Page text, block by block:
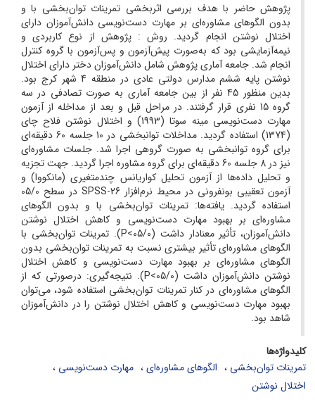
پژوهش حاضر با هدف بررسی اثربخشی تمرینات توان‌بخشی با و
بدون الگوهای مشاوره‌ای بر مهارت دست‌نویسی دانش‌آموزان دارای
اختلال نوشتن انجام گردید. روش : پژوهش از نوع کاربردی و
نیمه‌آزمایشی بود که به‌صورت پیش‌آزمون و پس‌آزمون با گروه کنترل
انجام شد. جامعه آماری پژوهش شامل دانش‌آموزان دختر دارای اختلال
نوشتن پایه ششم مدارس دولتی عادی در منطقه 4 شهر کرج بود.
بدین منظور 45 نفر از بین جامعه آماری به صورت تصادفی در سه
گروه 15 نفری قرار گرفتند. در مراحل قبل و بعد از مداخله از آزمون
مهارت دست‌نویسی مینه سوتا (1993) و اختلال نوشتن فلاح چای
(1374) استفاده گردید. مداخلات توانبخشی در 10 جلسه 60 دقیقه‌ای
برای گروه توانبخشی به صورت گروهی اجرا شد. جلسات مشاوره‌ای
نیز در 8 جلسه 60 دقیقه‌ای برای گروه مشاوره اجرا گردید. جهت تجزیه
و تحلیل داده‌ها از آزمون تحلیل کواریانس چندمتغیری (مانکووا) و
آزمون تعقیبی بونفرونی در محیط نرم‌افزار SPSS-26 در سطح 05/0
استفاده گردید. یافته‌ها: تمرینات توان‌بخشی با و بدون الگوهای
مشاوره‌ای بر بهبود مهارت دست‌نویسی و کاهش اختلال نوشتن
دانش‌آموزان، تأثیر معنادار داشت (05/0>P). تمرینات توان‌بخشی با
الگوهای مشاوره‌ای تأثیر بیشتری نسبت به تمرینات توان‌بخشی بدون
الگوهای مشاوره‌ای بر بهبود مهارت دست‌نویسی و کاهش اختلال
نوشتن دانش‌آموزان داشت (05/0>P). نتیجه‌گیری:‌ درصورتی که از
الگوهای مشاوره‌ای در کنار تمرینات توان‌بخشی استفاده شود، می‌توان
بهبود مهارت دست‌نویسی و کاهش اختلال نوشتن را در دانش‌آموزان
شاهد بود.
کلیدواژه‌ها
تمرینات توان‌بخشی
الگوهای مشاوره‌ای
مهارت دست‌نویسی
اختلال نوشتن